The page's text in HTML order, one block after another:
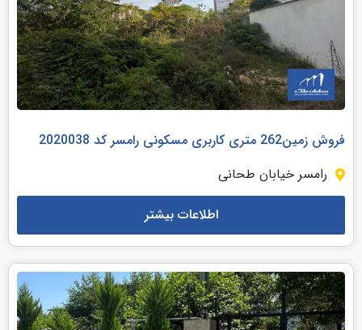
فروش زمین262 متری کاربری مسکونی رامسر کد 2020038
رامسر خیابان طحانی
اطلاعات بیشتر